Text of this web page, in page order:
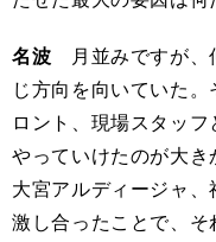
名波 月並みですが、
じ方向を向いていた
ロント、現場スタッ
やっていけたのが大き
大宮アルディージャ
激し合ったことで、